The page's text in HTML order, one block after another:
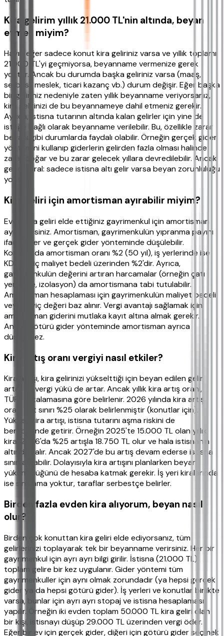
Kira gelirim yıllık 21.000 TL'nin altında, beyan
etmeli miyim?
Hayır, eğer sadece konut kira geliriniz varsa ve yıllık toplamı
21.000 TL'yi geçmiyorsa, beyanname vermenize gerek
yoktur. Ancak bu durumda başka geliriniz varsa (maaş,
serbest meslek, ticari kazanç vb.) durum değişir. Eğer başka
bir geliriniz nedeniyle zaten yıllık beyanname veriyorsanız,
kira gelirinizi de bu beyannameye dahil etmeniz gerekir.
Ayrıca, istisna tutarının altında kalan gelirler için yine de
isteğe bağlı olarak beyanname verilebilir. Bu, özellikle zarar
beyanı gibi durumlarda faydalı olabilir. Örneğin gerçek gider
yöntemini kullanıp giderlerin gelirden fazla olması halinde
zarar doğar ve bu zarar gelecek yıllara devredilebilir. Ancak
genel kural: sadece istisna altı gelir varsa beyan zorunluluğu
yoktur.
Kira geliri için amortisman ayırabilir miyim?
Evet, kira geliri elde ettiğiniz gayrimenkul için amortisman
ayırabilirsiniz. Amortisman, gayrimenkulün yıpranma payını
ifade eder ve gerçek gider yönteminde düşülebilir.
Konutlarda amortisman oranı %2 (50 yıl), iş yerlerinde ise
KDV hariç maliyet bedeli üzerinden %2'dir. Ayrıca,
gayrimenkulün değerini artıran harcamalar (örneğin çatı
yenileme, izolasyon) da amortismana tabi tutulabilir.
Amortisman hesaplaması için gayrimenkulün maliyet bedeli
veya rayiç değeri baz alınır. Vergi avantajı sağlamak için
amortisman giderini mutlaka kayıt altına almak gerekir.
Ancak götürü gider yönteminde amortisman ayrıca
düşülemez.
Kira artış oranı vergiyi nasıl etkiler?
Kira artışı, kira gelirinizi yükselttiği için beyan edilen gelir
artar ve vergi yükü de artar. Ancak yıllık kira artış oranı,
TÜFE ortalamasına göre belirlenir. 2026 yılında kira artış
oranı üst sınırı %25 olarak belirlenmiştir (konutlar için).
Yüksek kira artışı, istisna tutarını aşma riskini de
beraberinde getirir. Örneğin 2025'te 15.000 TL olan yıllık
kira, 2026'da %25 artışla 18.750 TL olur ve hala istisnanın
altında kalır. Ancak 2027'de bu artış devam ederse istisna
sınırı aşılabilir. Dolayısıyla kira artışını planlarken beyan
yükümlülüğünü de hesaba katmak gerekir. İş yeri kiralarında
ise sınırlama yoktur, taraflar serbestçe belirler.
Birden fazla evden kira alıyorum, beyan nasıl
olur?
Birden çok konuttan kira geliri elde ediyorsanız, tüm
gelirlerinizi toplayarak tek bir beyanname verirsiniz. Her bir
gayrimenkul için ayrı ayrı bilgi girilir. İstisna (21.000 TL)
toplam gelire bir kez uygulanır. Gider yöntemi tüm
gayrimenkuller için aynı olmak zorundadır (ya hepsi gerçek
gider ya da hepsi götürü gider). İş yerleri ve konutlar birlikte
varsa, bunlar için ayrı ayrı stopaj ve istisna hesaplaması
yapılır. Örneğin iki evden toplam 50.000 TL kira geliri olan
bir kişi, istisnayı düşüp 29.000 TL üzerinden vergi öder.
Eğer bir ev için gerçek gider, diğeri için götürü gider seçmek